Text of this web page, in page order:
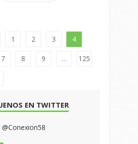
1 2 3 4
7 8 9 … 125
EN TWITTER